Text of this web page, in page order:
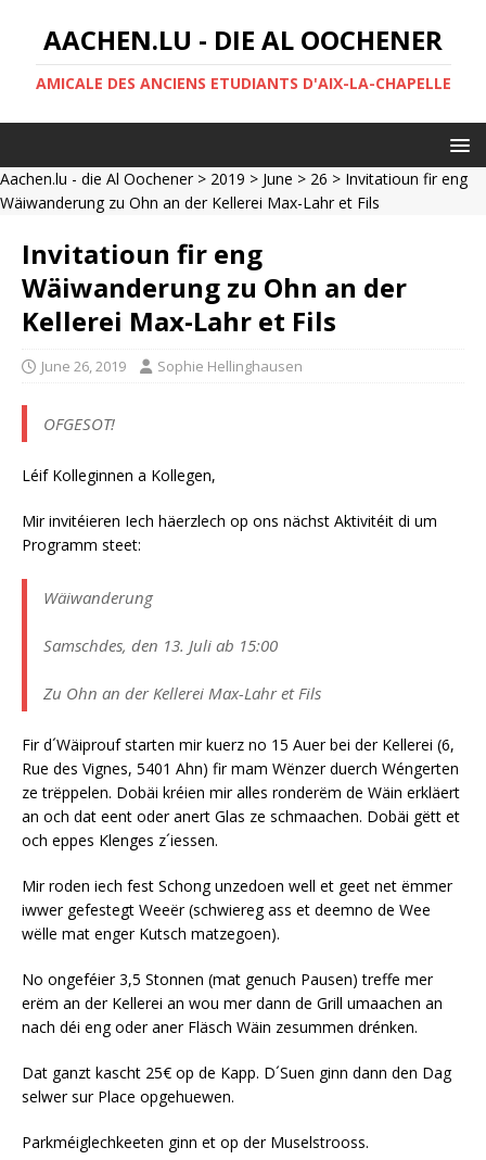
AACHEN.LU - DIE AL OOCHENER
AMICALE DES ANCIENS ETUDIANTS D'AIX-LA-CHAPELLE
Aachen.lu - die Al Oochener> 2019 > June > 26 > Invitatioun fir eng
Wäiwanderung zu Ohn an der Kellerei Max-Lahr et Fils
Invitatioun fir eng
Wäiwanderung zu Ohn an der
Kellerei Max-Lahr et Fils
June 26, 2019 Sophie Hellinghausen
OFGESOT!
Léif Kolleginnen a Kollegen,
Mir invitéieren Iech häerzlech op ons nächst Aktivitéit di um
Programm steet:
Wäiwanderung
Samschdes, den 13. Juli ab 15:00
Zu Ohn an der Kellerei Max-Lahr et Fils
Fir d´Wäiprouf starten mir kuerz no 15 Auer bei der Kellerei (6,
Rue des Vignes, 5401 Ahn) fir mam Wënzer duerch Wéngerten
ze trëppelen. Dobäi kréien mir alles ronderëm de Wäin erkläert
an och dat eent oder anert Glas ze schmaachen. Dobäi gëtt et
och eppes Klenges z´iessen.
Mir roden iech fest Schong unzedoen well et geet net ëmmer
iwwer gefestegt Weeër (schwiereg ass et deemno de Wee
wëlle mat enger Kutsch matzegoen).
No ongeféier 3,5 Stonnen (mat genuch Pausen) treffe mer
erëm an der Kellerei an wou mer dann de Grill umaachen an
nach déi eng oder aner Fläsch Wäin zesummen drénken.
Dat ganzt kascht 25€ op de Kapp. D´Suen ginn dann den Dag
selwer sur Place opgehuewen.
Parkméiglechkeeten ginn et op der Muselstrooss.